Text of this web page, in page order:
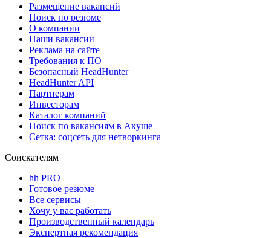
Размещение вакансий
Поиск по резюме
О компании
Наши вакансии
Реклама на сайте
Требования к ПО
Безопасный HeadHunter
HeadHunter API
Партнерам
Инвесторам
Каталог компаний
Поиск по вакансиям в Акуше
Сетка: соцсеть для нетворкинга
Соискателям
hh PRO
Готовое резюме
Все сервисы
Хочу у вас работать
Производственный календарь
Экспертная рекомендация